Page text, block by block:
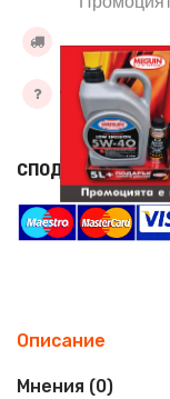
УСЛОВИЯ ЗА
ЗАДАЙТЕ
СПОДЕЛИ
Описание
Мнения (0)